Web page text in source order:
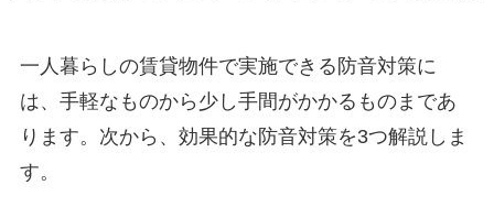
一人暮らしの賃貸物件で実施できる防音対策に
は、手軽なものから少し手間がかかるものまであ
ります。次から、効果的な防音対策を3つ解説しま
す。